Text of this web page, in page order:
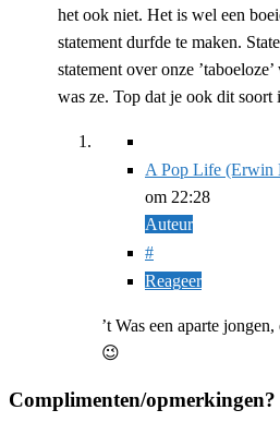
het ook niet. Het is wel een
statement durfde te maken.
statement over onze
was ze. Top dat je ook dit soort
A Pop Life (Erwin
om 22:28
Auteur
#
Reageer
’t Was een aparte
😉
Complimenten/